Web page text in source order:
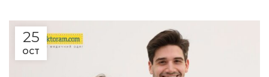
25
OCT